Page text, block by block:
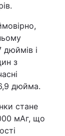
дюймів і
з
дюйма.
стане
мАг, що